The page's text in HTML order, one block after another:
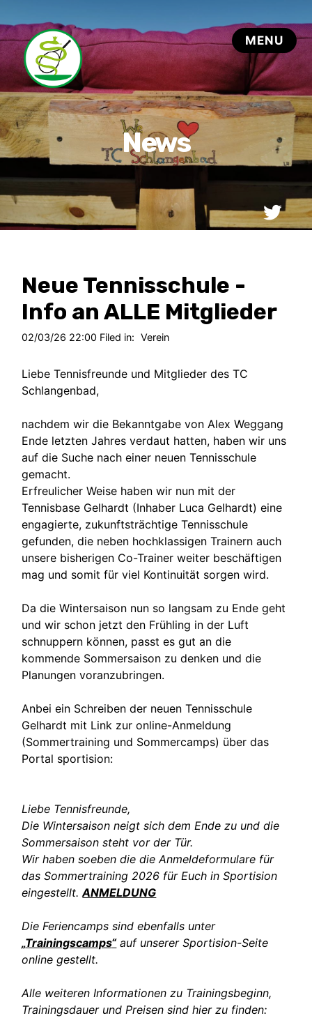
Neue Tennisschule -
Info an ALLE Mitglieder
02/03/26 22:00 Filed in: Verein
Liebe Tennisfreunde und Mitglieder des TC
Schlangenbad,
nachdem wir die Bekanntgabe von Alex Weggang
Ende letzten Jahres verdaut hatten, haben wir uns
auf die Suche nach einer neuen Tennisschule
gemacht.
Erfreulicher Weise haben wir nun mit der
Tennisbase Gelhardt (Inhaber Luca Gelhardt) eine
engagierte, zukunftsträchtige Tennisschule
gefunden, die neben hochklassigen Trainern auch
unsere bisherigen Co-Trainer weiter beschäftigen
mag und somit für viel Kontinuität sorgen wird.
Da die Wintersaison nun so langsam zu Ende geht
und wir schon jetzt den Frühling in der Luft
schnuppern können, passt es gut an die
kommende Sommersaison zu denken und die
Planungen voranzubringen.
Anbei ein Schreiben der neuen Tennisschule
Gelhardt mit Link zur online-Anmeldung
(Sommertraining und Sommercamps) über das
Portal sportision:
Liebe Tennisfreunde,
Die Wintersaison neigt sich dem Ende zu und die
Sommersaison steht vor der Tür.
Wir haben soeben die die Anmeldeformulare für
das Sommertraining 2026 für Euch in Sportision
eingestellt.ANMELDUNG
Die Feriencamps sind ebenfalls unter
„Trainingscamps“auf unserer Sportision-Seite
online gestellt.
Alle weiteren Informationen zu Trainingsbeginn,
Trainingsdauer und Preisen sind hier zu finden: